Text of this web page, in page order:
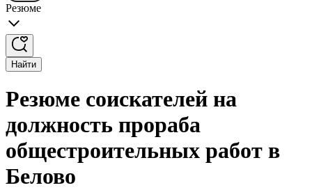
Резюме
Найти
Резюме соискателей на
должность прораба
общестроительных работ в
Белово